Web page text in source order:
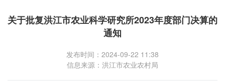
关于批复洪江市农业科学研究所2023年度部门决算的
通知
发布时间：2024-09-22 11:38
信息来源：洪江市农业农村局